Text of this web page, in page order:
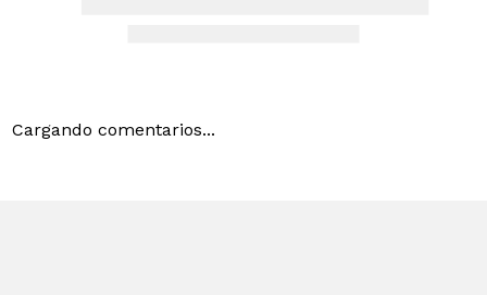
Cargando comentarios...